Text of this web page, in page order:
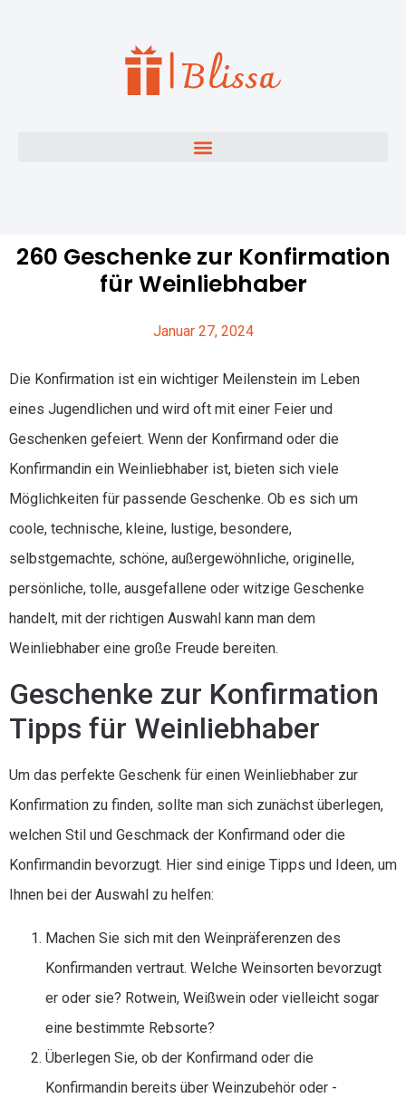
260 Geschenke zur Konfirmation
für Weinliebhaber
Januar 27, 2024
Die Konfirmation ist ein wichtiger Meilenstein im Leben
eines Jugendlichen und wird oft mit einer Feier und
Geschenken gefeiert. Wenn der Konfirmand oder die
Konfirmandin ein Weinliebhaber ist, bieten sich viele
Möglichkeiten für passende Geschenke. Ob es sich um
coole, technische, kleine, lustige, besondere,
selbstgemachte, schöne, außergewöhnliche, originelle,
persönliche, tolle, ausgefallene oder witzige Geschenke
handelt, mit der richtigen Auswahl kann man dem
Weinliebhaber eine große Freude bereiten.
Geschenke zur Konfirmation
Tipps für Weinliebhaber
Um das perfekte Geschenk für einen Weinliebhaber zur
Konfirmation zu finden, sollte man sich zunächst überlegen,
welchen Stil und Geschmack der Konfirmand oder die
Konfirmandin bevorzugt. Hier sind einige Tipps und Ideen, um
Ihnen bei der Auswahl zu helfen:
Machen Sie sich mit den Weinpräferenzen des
Konfirmanden vertraut. Welche Weinsorten bevorzugt
er oder sie? Rotwein, Weißwein oder vielleicht sogar
eine bestimmte Rebsorte?
Überlegen Sie, ob der Konfirmand oder die
Konfirmandin bereits über Weinzubehör oder -